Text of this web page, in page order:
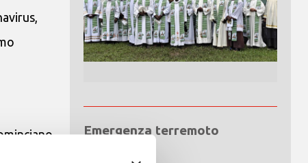
le
Emergenza terremoto